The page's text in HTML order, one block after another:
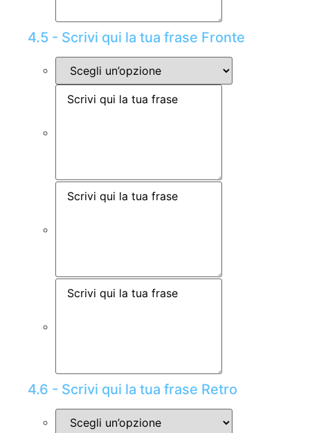
4.5 - Scrivi qui la tua frase Fronte
4.6 - Scrivi qui la tua frase Retro